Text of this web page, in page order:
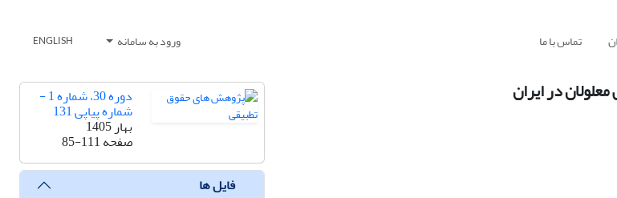
تماس با ما ورود به سامانه ENGLISH
در ایران دوره 30، شماره 1 -
شماره پیاپی 131
بهار 1405
صفحه85-111
فایل ها